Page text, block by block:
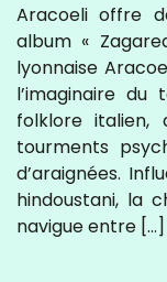
Aracoeli offre
album «
lyonnaise
l’imaginaire
folklore italien,
tourments
d’araignées.
hindoustani, la
navigue entre […]